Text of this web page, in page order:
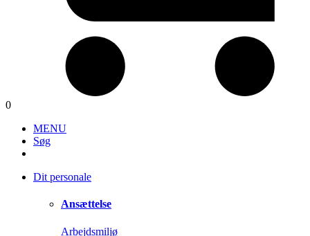
0
MENU
Søg
Dit personale
Ansættelse
Arbejdsmiljø